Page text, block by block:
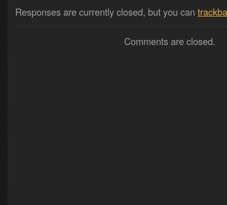
Responses are currently closed, but you can
Comments are closed.